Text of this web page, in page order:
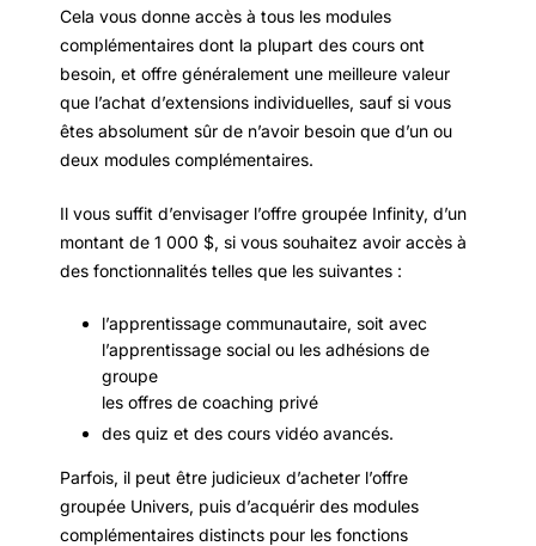
Cela vous donne accès à tous les modules
complémentaires dont la plupart des cours ont
besoin, et offre généralement une meilleure valeur
que l’achat d’extensions individuelles, sauf si vous
êtes absolument sûr de n’avoir besoin que d’un ou
deux modules complémentaires.
Il vous suffit d’envisager l’offre groupée Infinity, d’un
montant de 1 000 $, si vous souhaitez avoir accès à
des fonctionnalités telles que les suivantes :
l’apprentissage communautaire, soit avec
l’apprentissage social ou les adhésions de
groupe
les offres de coaching privé
des quiz et des cours vidéo avancés.
Parfois, il peut être judicieux d’acheter l’offre
groupée Univers, puis d’acquérir des modules
complémentaires distincts pour les fonctions